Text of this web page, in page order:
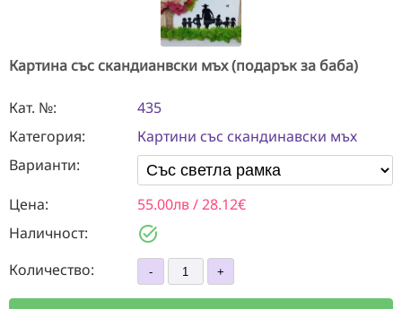
Картина със скандианвски мъх (подарък за баба)
Кат. №:
435
Категория:
Картини със скандинавски мъх
Варианти:
Цена:
55.00лв / 28.12€
Наличност:
task_alt
Количество: